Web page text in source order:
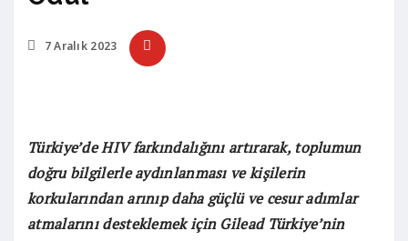
7 Aralık 2023
Türkiye’de HIV farkındalığını artırarak, toplumun
doğru bilgilerle aydınlanması ve kişilerin
korkularından arınıp daha güçlü ve cesur adımlar
atmalarını desteklemek için Gilead Türkiye’nin